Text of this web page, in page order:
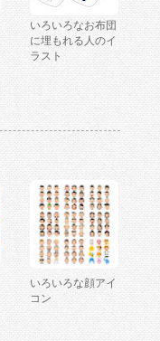
いろいろなお布団
に埋もれる人のイ
ラスト
いろいろな顔アイ
コン